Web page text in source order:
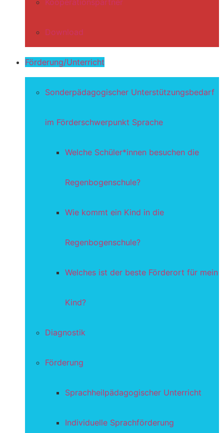
Kooperationspartner
Download
Förderung/Unterricht
Sonderpädagogischer Unterstützungsbedarf
im Förderschwerpunkt Sprache
Welche Schüler*innen besuchen die
Regenbogenschule?
Wie kommt ein Kind in die
Regenbogenschule?
Welches ist der beste Förderort für mein
Kind?
Diagnostik
Förderung
Sprachheilpädagogischer Unterricht
Individuelle Sprachförderung